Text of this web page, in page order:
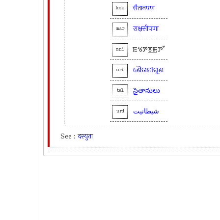
kok सैतानपण
mar राक्षसीपणा
mni ꯐꯠꯇꯕ꯭ꯃꯇꯧ
ori ଶୈତାନୀଗୁଣ
tel సైతానులు
urd شیطانیت
See : दस्युता